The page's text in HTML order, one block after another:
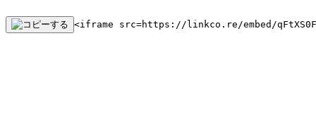
<iframe src=https://linkco.re/embed/